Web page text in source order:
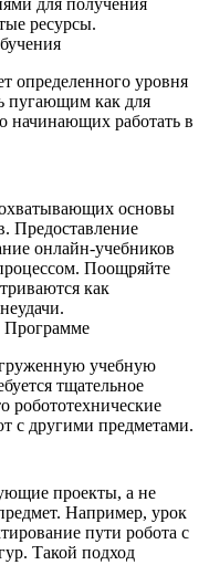
ресурсы.
определенного уровня
пугающим как для
начинающих работать в
основы
Предоставление
онлайн-учебников
Поощряйте
как
Программе
учебную
тщательное
робототехнические
с другими предметами.
проекты, а не
Например, урок
пути робота с
Такой подход